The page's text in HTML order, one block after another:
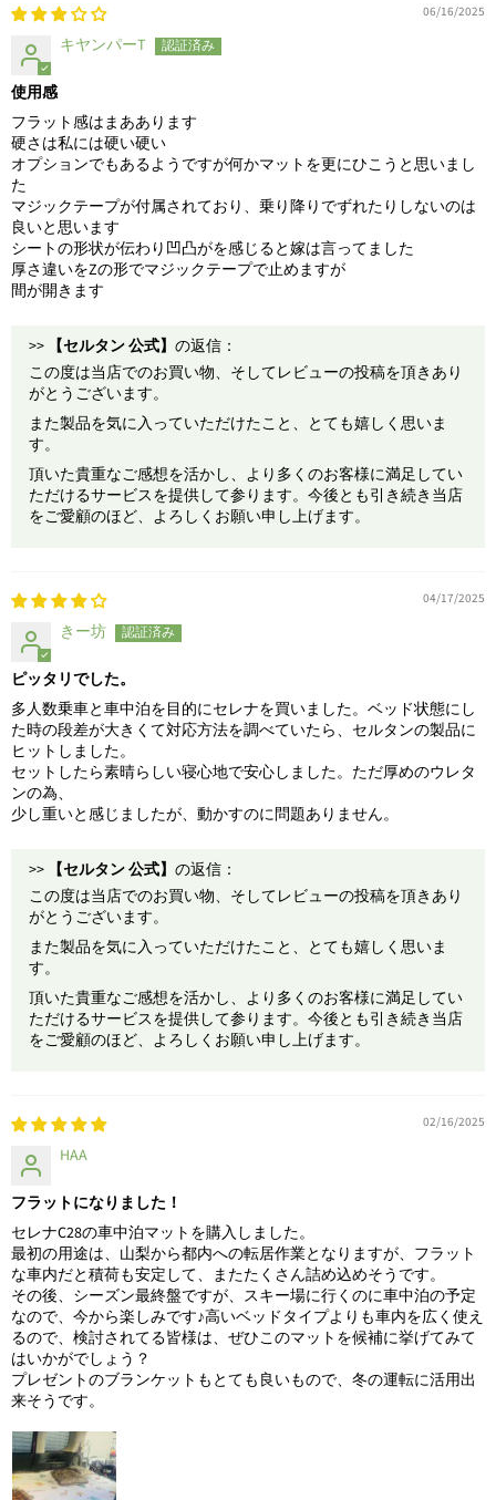
06/16/2025
キヤンパーT
使用感
フラット感はまああります
硬さは私には硬い硬い
オプションでもあるようですが何かマットを更にひこうと思いまし
た
マジックテープが付属されており、乗り降りでずれたりしないのは
良いと思います
シートの形状が伝わり凹凸がを感じると嫁は言ってました
厚さ違いをZの形でマジックテープで止めますが
間が開きます
>> 【セルタン 公式】 の返信：
この度は当店でのお買い物、そしてレビューの投稿を頂きあり
がとうございます。
また製品を気に入っていただけたこと、とても嬉しく思いま
す。
頂いた貴重なご感想を活かし、より多くのお客様に満足してい
ただけるサービスを提供して参ります。今後とも引き続き当店
をご愛顧のほど、よろしくお願い申し上げます。
04/17/2025
きー坊
ピッタリでした。
多人数乗車と車中泊を目的にセレナを買いました。ベッド状態にし
た時の段差が大きくて対応方法を調べていたら、セルタンの製品に
ヒットしました。
セットしたら素晴らしい寝心地で安心しました。ただ厚めのウレタ
ンの為、
少し重いと感じましたが、動かすのに問題ありません。
>> 【セルタン 公式】 の返信：
この度は当店でのお買い物、そしてレビューの投稿を頂きあり
がとうございます。
また製品を気に入っていただけたこと、とても嬉しく思いま
す。
頂いた貴重なご感想を活かし、より多くのお客様に満足してい
ただけるサービスを提供して参ります。今後とも引き続き当店
をご愛顧のほど、よろしくお願い申し上げます。
02/16/2025
HAA
フラットになりました！
セレナC28の車中泊マットを購入しました。
最初の用途は、山梨から都内への転居作業となりますが、フラット
な車内だと積荷も安定して、またたくさん詰め込めそうです。
その後、シーズン最終盤ですが、スキー場に行くのに車中泊の予定
なので、今から楽しみです♪高いベッドタイプよりも車内を広く使え
るので、検討されてる皆様は、ぜひこのマットを候補に挙げてみて
はいかがでしょう？
プレゼントのブランケットもとても良いもので、冬の運転に活用出
来そうです。